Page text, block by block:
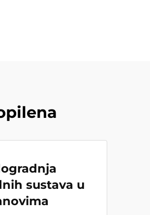
sustava u